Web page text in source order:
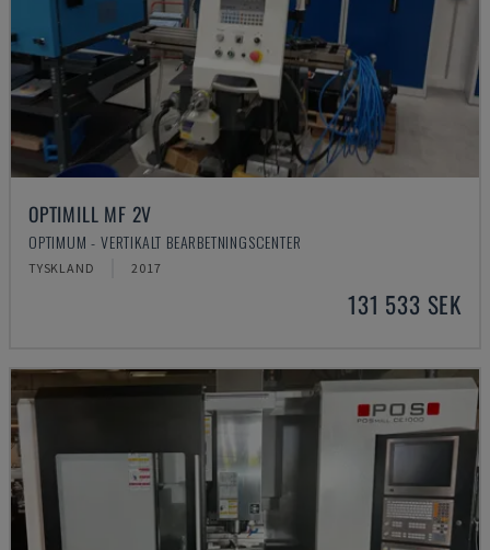
OPTIMILL MF 2V
OPTIMUM - VERTIKALT BEARBETNINGSCENTER
TYSKLAND 2017
131 533 SEK